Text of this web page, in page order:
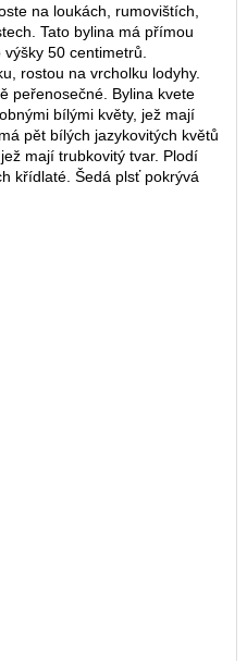
na loukách, rumovištích,
Tato bylina má přímou
50 centimetrů.
rostou na vrcholku lodyhy.
peřenosečné. Bylina kvete
bílými květy, jež mají
pět bílých jazykovitých květů
mají trubkovitý tvar. Plodí
křídlaté. Šedá plsť pokrývá